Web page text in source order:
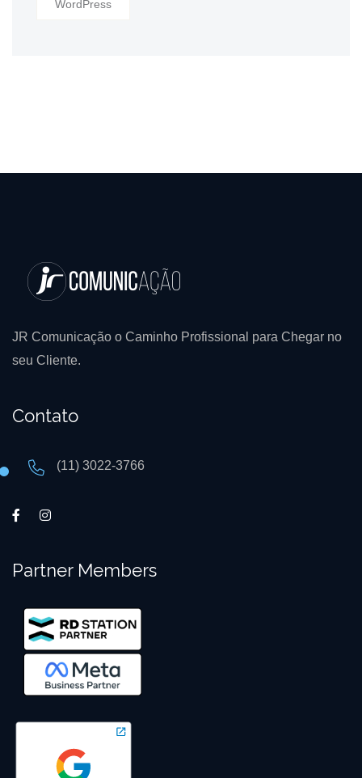
WordPress
JR Comunicação o Caminho Profissional para Chegar no
seu Cliente.
Contato
(11) 3022-3766
Partner Members